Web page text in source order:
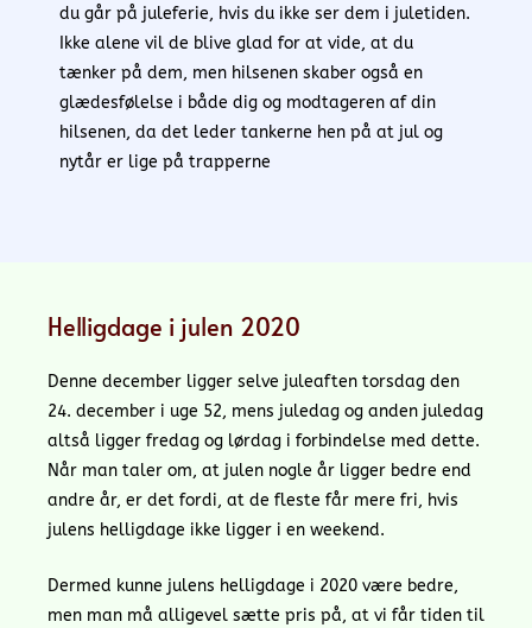
du går på juleferie, hvis du ikke ser dem i juletiden.
Ikke alene vil de blive glad for at vide, at du
tænker på dem, men hilsenen skaber også en
glædesfølelse i både dig og modtageren af din
hilsenen, da det leder tankerne hen på at jul og
nytår er lige på trapperne
Helligdage i julen 2020
Denne december ligger selve juleaften torsdag den
24. december i uge 52, mens juledag og anden juledag
altså ligger fredag og lørdag i forbindelse med dette.
Når man taler om, at julen nogle år ligger bedre end
andre år, er det fordi, at de fleste får mere fri, hvis
julens helligdage ikke ligger i en weekend.
Dermed kunne julens helligdage i 2020 være bedre,
men man må alligevel sætte pris på, at vi får tiden til